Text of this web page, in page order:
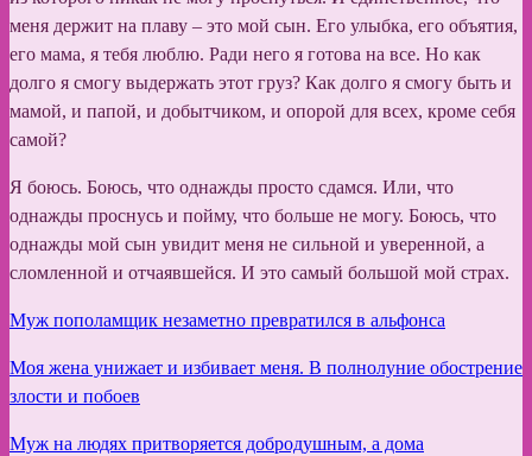
меня держит на плаву – это мой сын. Его улыбка, его объятия,
его мама, я тебя люблю. Ради него я готова на все. Но как
долго я смогу выдержать этот груз? Как долго я смогу быть и
мамой, и папой, и добытчиком, и опорой для всех, кроме себя
самой?
Я боюсь. Боюсь, что однажды просто сдамся. Или, что
однажды проснусь и пойму, что больше не могу. Боюсь, что
однажды мой сын увидит меня не сильной и уверенной, а
сломленной и отчаявшейся. И это самый большой мой страх.
Муж пополамщик незаметно превратился в альфонса
Моя жена унижает и избивает меня. В полнолуние обострение
злости и побоев
Муж на людях притворяется добродушным, а дома